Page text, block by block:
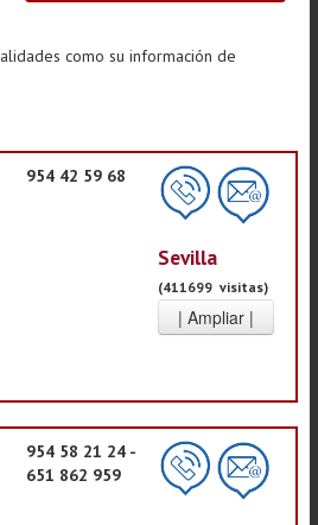
como su información de
954 42 59 68
Sevilla
(411699 visitas)
954 58 21 24 -
651 862 959